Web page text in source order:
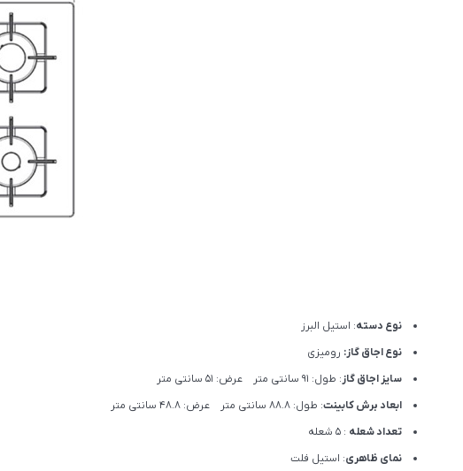
نوع دسته: استیل البرز
نوع اجاق گاز: رومیزی
سایز اجاق گاز: طول: 91 سانتی متر عرض: 51 سانتی متر
ابعاد برش کابینت: طول: 88.8 سانتی متر عرض: 48.8 سانتی متر
تعداد شعله : 5 شعله
نمای ظاهری: استیل فلت